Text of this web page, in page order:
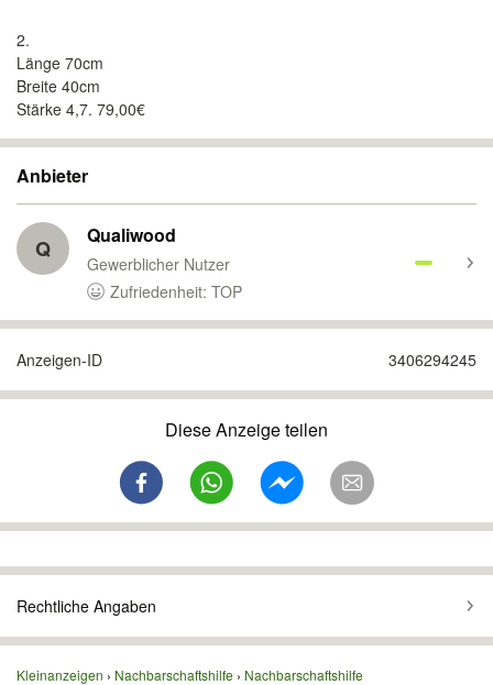
2.
Länge 70cm
Breite 40cm
Stärke 4,7. 79,00€
Anbieter
Q Qualiwood
Gewerblicher Nutzer
Zufriedenheit: TOP
Anzeigen-ID 3406294245
Diese Anzeige teilen
Rechtliche Angaben
Kleinanzeigen Nachbarschaftshilfe Nachbarschaftshilfe